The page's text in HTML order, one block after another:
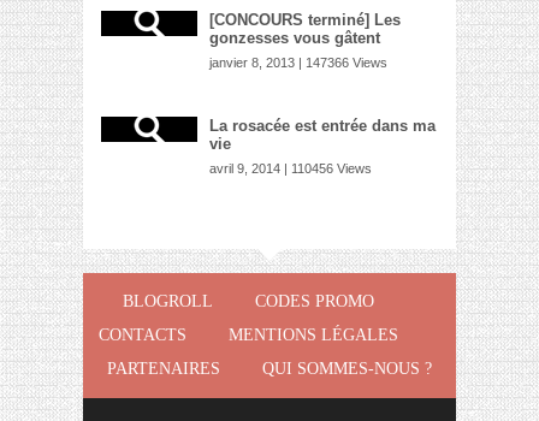
[CONCOURS terminé] Les
gonzesses vous gâtent
janvier 8, 2013 | 147366 Views
La rosacée est entrée dans ma
vie
avril 9, 2014 | 110456 Views
BLOGROLL
CODES PROMO
CONTACTS
MENTIONS LÉGALES
PARTENAIRES
QUI SOMMES-NOUS ?